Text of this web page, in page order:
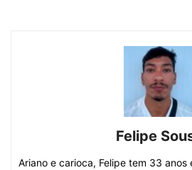
Felipe
Ariano e carioca, Felipe tem 33 anos